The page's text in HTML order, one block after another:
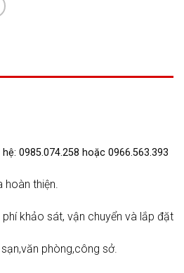
hệ: 0985.074.258 hoặc 0966.563.393
thiện.
khảo sát, vận chuyển và lắp đặt
phòng,công sở.